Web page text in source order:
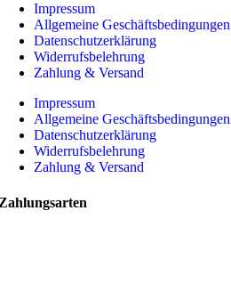
Impressum
Allgemeine Geschäftsbedingungen
Datenschutzerklärung
Widerrufsbelehrung
Zahlung & Versand
Impressum
Allgemeine Geschäftsbedingungen
Datenschutzerklärung
Widerrufsbelehrung
Zahlung & Versand